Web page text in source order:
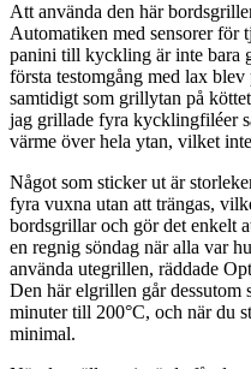
Att använda den här
Automatiken med sensorer för
panini till kyckling är inte bara
första testomgång med lax
samtidigt som grillytan på
jag grillade fyra kycklingfiléer
värme över hela ytan, vilket
Något som sticker ut är
fyra vuxna utan att trängas,
bordsgrillar och gör det enkelt
en regnig söndag när alla var
använda utegrillen, räddade
Den här elgrillen går dessutom
minuter till 200°C, och när du
minimal.